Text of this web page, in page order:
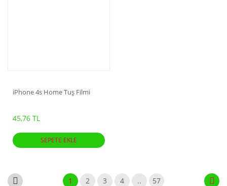
iPhone 4s Home Tuş Filmi
45,76 TL
SEPETE EKLE
1 2 3 4 .. 57